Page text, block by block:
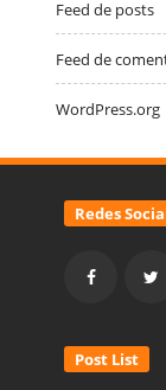
Feed de posts
Feed de
WordPress.org
Redes
Post List